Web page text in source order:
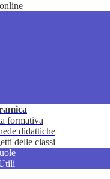
formativa
didattiche
delle classi